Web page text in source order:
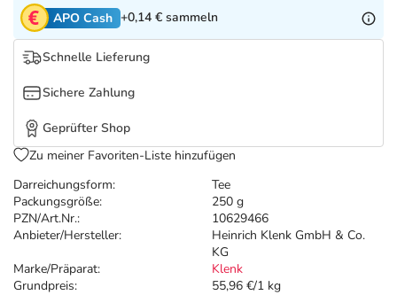
Tierapotheke
Vitamine & Mineralstoffe
Marken
Salus Deals
Darreichungsform:
Tee
Packungsgröße:
250 g
PZN/Art.Nr.:
10629466
Anbieter/Hersteller:
Heinrich Klenk GmbH & Co.
KG
Marke/Präparat:
Klenk
Grundpreis:
55,96 €/1 kg
APO Cash +0,14 € sammeln
Schnelle Lieferung
Sichere Zahlung
Geprüfter Shop
Zu meiner Favoriten-Liste hinzufügen